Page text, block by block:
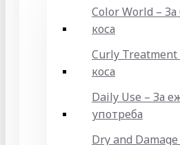
Color World –
коса
Curly Treatment
коса
Daily Use – За
употреба
Dry and